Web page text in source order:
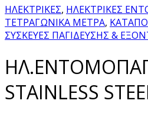
ΗΛΕΚΤΡΙΚΕΣ, ΗΛΕΚΤΡΙΚΕΣ
ΤΕΤΡΑΓΩΝΙΚΑ ΜΕΤΡΑ,
ΣΥΣΚΕΥΕΣ ΠΑΓΙΔΕΥΣΗΣ &
STAINLESS